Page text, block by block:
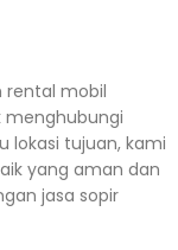
rental mobil
menghubungi
lokasi tujuan, kami
yang aman dan
jasa sopir